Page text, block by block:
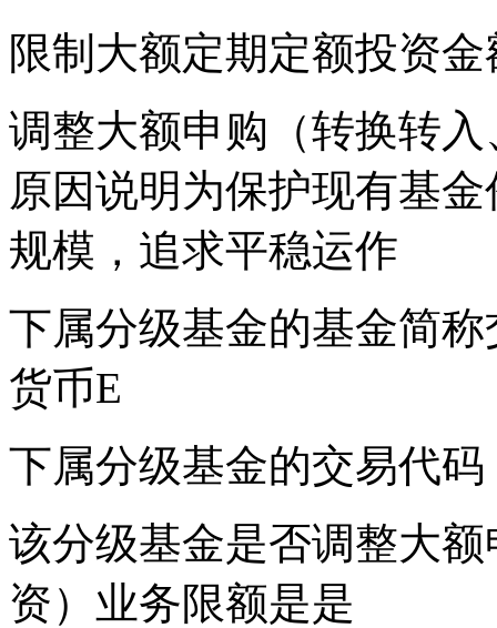
限制大额定期定额投资
调整大额申购（转换转
原因说明为保护现有基
规模，追求平稳运作
下属分级基金的基金简
货币E
下属分级基金的交易代码
该分级基金是否调整大
资）业务限额是是